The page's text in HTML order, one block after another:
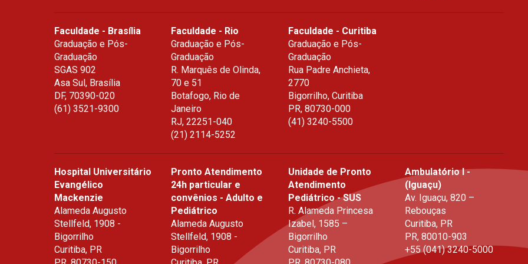
Editorial
E
m  2019,  o  Mackenzie  completa  149  anos  de  existência.  É
tantíssima para nós, sobretudo por termos muitos motivos para
No ano passado, concretizamos a chegada de nossa marca à
onde  o  Instituto  Pres bi   te  ria no  Macken zie  (IPM) tornou-
denominados, Faculdade Evangélica Mackenzie do Paraná (Fempar) e
versitário Evangélico Macken
zie (Huem). Consolidamos, dessa
atuar na área de Saú de, que sempre foi um de nossos objetivos e
damental na reali za ção da missão de cuidar do ser humano em sua
Momento de
Faculdade - Brasília
Graduação e Pós-
Graduação
SGAS 902
Asa Sul, Brasília
DF, 70390-020
(61) 3521-9300
Faculdade - Rio
Graduação e Pós-
Graduação
R. Marquês de Olinda,
70 e 51
Botafogo, Rio de
Janeiro
RJ,22251-040
(21) 2114-5252
Faculdade - Curitiba
Graduação e Pós-
Graduação
Rua Padre Anchieta,
2770
Bigorrilho, Curitiba
PR, 80730-000
(41) 3240-5500
Hospital Universitário
Evangélico
Mackenzie
Alameda Augusto
Stellfeld, 1908 -
Bigorrilho
Curitiba, PR
Pronto Atendimento
24h particular e
convênios - Adulto e
Pediátrico
Alameda Augusto
Stellfeld, 1908 -
Bigorrilho
Unidade de Pronto
Atendimento
Pediátrico - SUS
R. Alameda Princesa
Izabel, 1585 –
Bigorrilho
Curitiba, PR
Ambulatório I -
(Iguaçu)
Av. Iguaçu, 820 –
Rebouças
Curitiba, PR
PR, 80010-903
+55 (041) 3240-5000